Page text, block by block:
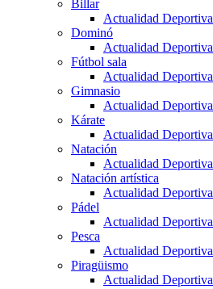
Billar
Actualidad Deportiva
Dominó
Actualidad Deportiva
Fútbol sala
Actualidad Deportiva
Gimnasio
Actualidad Deportiva
Kárate
Actualidad Deportiva
Natación
Actualidad Deportiva
Natación artística
Actualidad Deportiva
Pádel
Actualidad Deportiva
Pesca
Actualidad Deportiva
Piragüismo
Actualidad Deportiva